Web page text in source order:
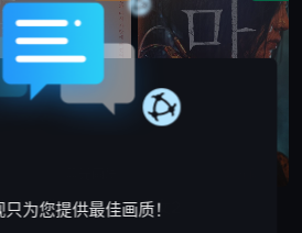
去见你 魔女2
为您提供最佳画质！